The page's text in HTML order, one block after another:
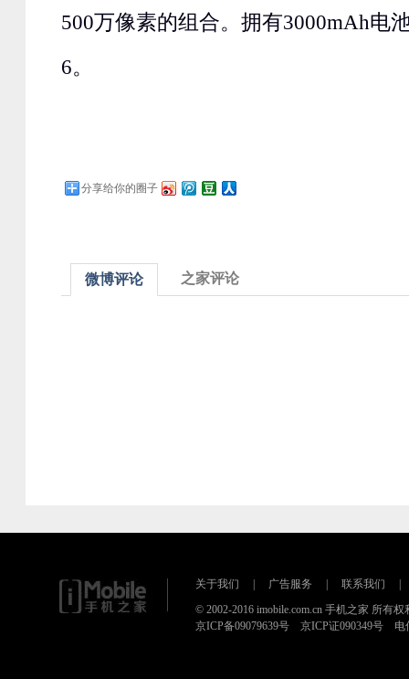
500万像素的组合。拥有3000mAh电
6。
分享给你的圈子
微博评论 之家评论
关于我们 广告服务 联系我们
© 2002-2016 imobile.com.cn 手机之家 所有权
京ICP备09079639号 京ICP证090349号 电